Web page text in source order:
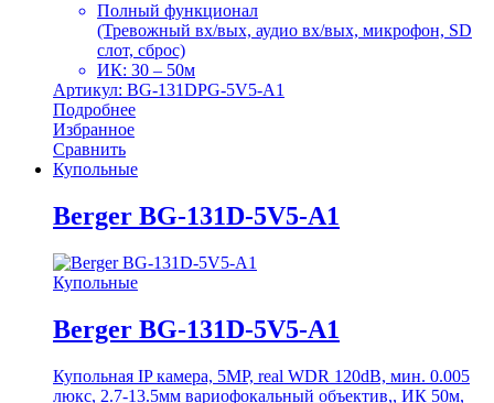
Полный функционал
(Тревожный вх/вых, аудио вх/вых, микрофон, SD
слот, сброс)
ИК: 30 – 50м
Артикул: BG-131DPG-5V5-A1
Подробнее
Избранное
Сравнить
Купольные
Berger BG-131D-5V5-A1
Купольные
Berger BG-131D-5V5-A1
Купольная IP камера, 5MP, real WDR 120dB, мин. 0.005
люкс, 2.7-13.5мм вариофокальный объектив,, ИК 50м,